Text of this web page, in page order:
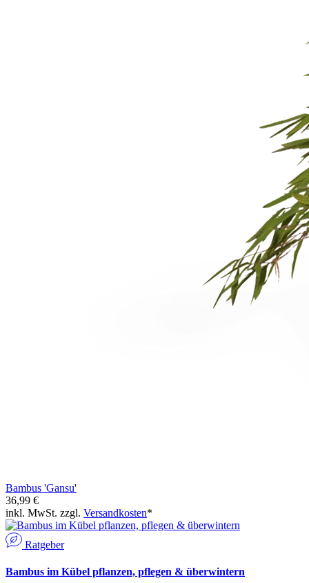
Bambus 'Gansu'
36,99 €
inkl. MwSt. zzgl. Versandkosten*
Ratgeber
Bambus im Kübel pflanzen, pflegen & überwintern